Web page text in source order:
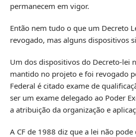
permanecem em vigor.
Então nem tudo o que um Decreto
revogado, mas alguns dispositivos
Um dos dispositivos do Decreto-lei
mantido no projeto e foi revogado
Federal é citado exame de
ser um exame delegado ao Poder
a atribuição da organização e
A CF de 1988 diz que a lei não